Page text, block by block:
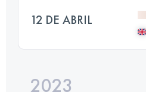
12 DE ABRIL
2023